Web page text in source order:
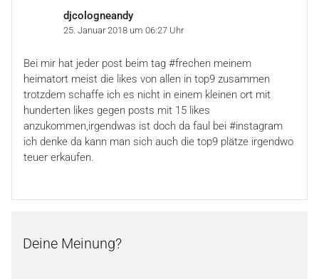
djcologneandy
25. Januar 2018 um 06:27 Uhr
Bei mir hat jeder post beim tag #frechen meinem
heimatort meist die likes von allen in top9 zusammen
trotzdem schaffe ich es nicht in einem kleinen ort mit
hunderten likes gegen posts mit 15 likes
anzukommen,irgendwas ist doch da faul bei #instagram
ich denke da kann man sich auch die top9 plätze irgendwo
teuer erkaufen.
Deine Meinung?